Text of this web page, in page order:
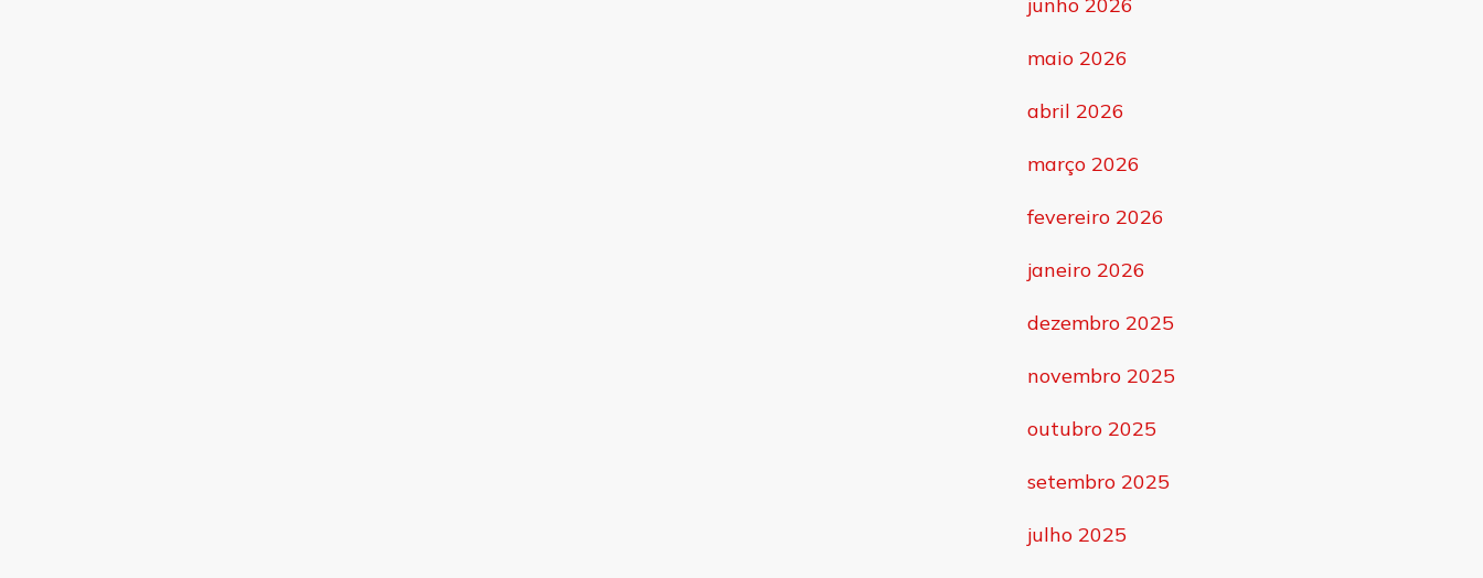
maio 2026
abril 2026
março 2026
fevereiro 2026
janeiro 2026
dezembro 2025
novembro 2025
outubro 2025
setembro 2025
julho 2025